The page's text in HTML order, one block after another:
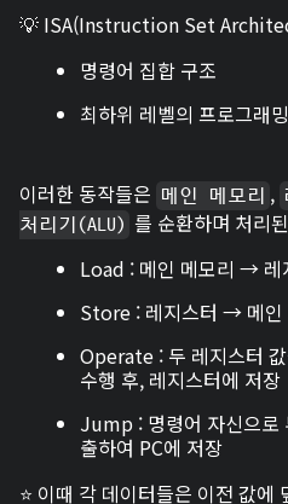
💡 ISA(Instruction Set
명령어 집합 구조
최하위 레벨의 프로그래
이러한 동작들은 메인 메모리 ,
처리기(ALU) 를 순환하며 처리
Load : 메인 메모리 → 레
Store : 레지스터 → 메인
Operate : 두 레지스터
수행 후, 레지스터에 저장
Jump : 명령어 자신으로
출하여 PC에 저장
⭐ 이때 각 데이터들은 이전 값